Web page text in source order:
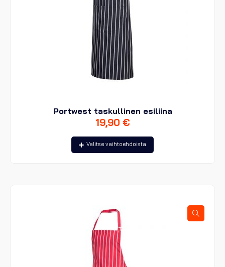
Portwest taskullinen esiliina
19,90 €
Valitse vaihtoehdoista
Tällä
tuotteella